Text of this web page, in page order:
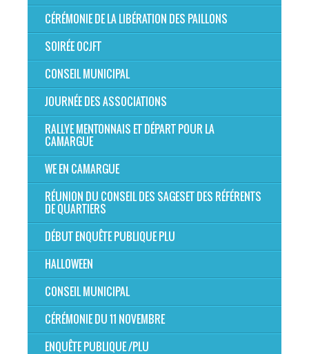
CÉRÉMONIE DE LA LIBÉRATION DES PAILLONS
SOIRÉE OCJFT
CONSEIL MUNICIPAL
JOURNÉE DES ASSOCIATIONS
RALLYE MENTONNAIS ET DÉPART POUR LA
CAMARGUE
WE EN CAMARGUE
RÉUNION DU CONSEIL DES SAGESET DES RÉFÉRENTS
DE QUARTIERS
DÉBUT ENQUÊTE PUBLIQUE PLU
HALLOWEEN
CONSEIL MUNICIPAL
CÉRÉMONIE DU 11 NOVEMBRE
ENQUÊTE PUBLIQUE /PLU